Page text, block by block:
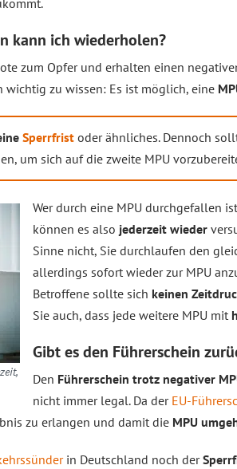
kann ich wiederholen?
zum Opfer und erhalten einen
wichtig zu wissen: Es ist möglich, eine
Sperrfrist oder ähnliches. Dennoch
um sich auf die zweite MPU
Wer durch eine MPU durchgefallen
können es also jederzeit wieder
Sinne nicht, Sie durchlaufen den
allerdings sofort wieder zur MPU
Betroffene sollte sich keinen
Sie auch, dass jede weitere MPU mit
Gibt es den Führerschein
Den Führerschein trotz negativer
nicht immer legal. Da der EU-
zu erlangen und damit die MPU
in Deutschland noch der